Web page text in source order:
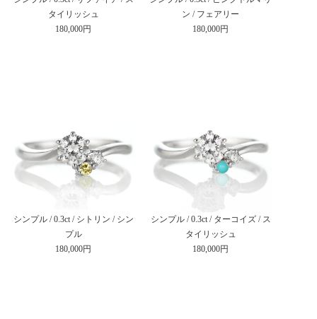
タイリッシュ
180,000円
ン / フェアリー
180,000円
シンプル / 0.3ct / シトリン / シン
プル
180,000円
シンプル / 0.3ct / ターコイズ / ス
タイリッシュ
180,000円